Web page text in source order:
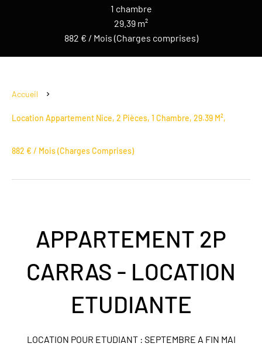
1 chambre
29.39 m²
882 € / Mois (Charges comprises)
Accueil
Location Appartement Nice, 2 Pièces, 1 Chambre, 29.39 M²,
882 € / Mois (Charges Comprises)
APPARTEMENT 2P
CARRAS - LOCATION
ETUDIANTE
LOCATION POUR ETUDIANT : SEPTEMBRE A FIN MAI